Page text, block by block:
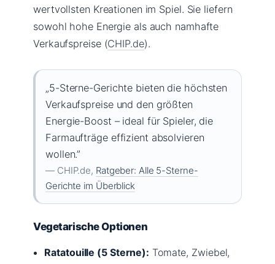
wertvollsten Kreationen im Spiel. Sie liefern
sowohl hohe Energie als auch namhafte
Verkaufspreise (CHIP.de).
„5-Sterne-Gerichte bieten die höchsten
Verkaufspreise und den größten
Energie-Boost – ideal für Spieler, die
Farmaufträge effizient absolvieren
wollen.”
— CHIP.de, Ratgeber: Alle 5-Sterne-
Gerichte im Überblick
Vegetarische Optionen
Ratatouille (5 Sterne): Tomate, Zwiebel,